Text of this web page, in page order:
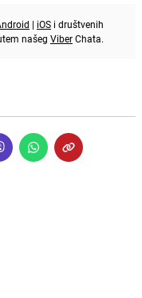
| iOS i društvenih
našeg ViberChata.